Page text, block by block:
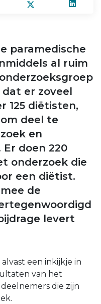
paramedische
al ruim
er zoveel
125 diëtisten,
deel te
en
doen 220
onderzoek die
een diëtist.
de
levert
een inkijkje in
van het
die zijn